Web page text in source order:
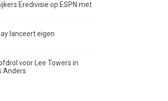
Eredivisie op ESPN met
lanceert eigen
voor Lee Towers in
Anders